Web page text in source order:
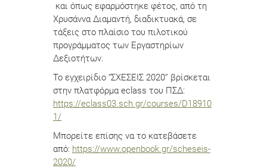
και όπως εφαρμόστηκε φέτος, από τη
Χρυσάννα Διαμαντή, διαδικτυακά, σε
τάξεις στο πλαίσιο του πιλοτικού
προγράμματος των Εργαστηρίων
Δεξιοτήτων.
Το εγχειρίδιο “ΣΧΕΣΕΙΣ 2020” βρίσκεται
στην πλατφόρμα eclass του ΠΣΔ:
https://eclass03.sch.gr/courses/D18910
1/
Μπορείτε επίσης να το κατεβάσετε
από: https://www.openbook.gr/scheseis-
2020/